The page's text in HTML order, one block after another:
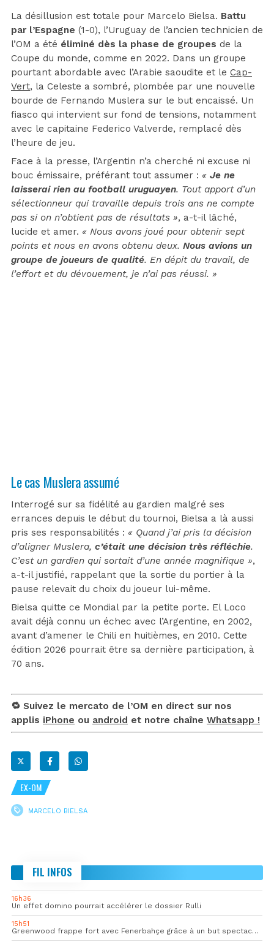
La désillusion est totale pour Marcelo Bielsa. Battu
par l’Espagne (1-0), l’Uruguay de l’ancien technicien de
l’OM a été éliminé dès la phase de groupes de la
Coupe du monde, comme en 2022. Dans un groupe
pourtant abordable avec l’Arabie saoudite et le Cap-
Vert, la Celeste a sombré, plombée par une nouvelle
bourde de Fernando Muslera sur le but encaissé. Un
fiasco qui intervient sur fond de tensions, notamment
avec le capitaine Federico Valverde, remplacé dès
l’heure de jeu.
Face à la presse, l’Argentin n’a cherché ni excuse ni
bouc émissaire, préférant tout assumer : « Je ne
laisserai rien au football uruguayen. Tout apport d’un
sélectionneur qui travaille depuis trois ans ne compte
pas si on n’obtient pas de résultats », a-t-il lâché,
lucide et amer. « Nous avons joué pour obtenir sept
points et nous en avons obtenu deux. Nous avions un
groupe de joueurs de qualité. En dépit du travail, de
l’effort et du dévouement, je n’ai pas réussi. »
Le cas Muslera assumé
Interrogé sur sa fidélité au gardien malgré ses
errances depuis le début du tournoi, Bielsa a là aussi
pris ses responsabilités : « Quand j’ai pris la décision
d’aligner Muslera, c’était une décision très réfléchie.
C’est un gardien qui sortait d’une année magnifique »,
a-t-il justifié, rappelant que la sortie du portier à la
pause relevait du choix du joueur lui-même.
Bielsa quitte ce Mondial par la petite porte. El Loco
avait déjà connu un échec avec l’Argentine, en 2002,
avant d’amener le Chili en huitièmes, en 2010. Cette
édition 2026 pourrait être sa dernière participation, à
70 ans.
🔁 Suivez le mercato de l’OM en direct sur nos
applis iPhone ou android et notre chaîne Whatsapp !
EX-OM
MARCELO BIELSA
FIL INFOS
16h36
Un effet domino pourrait accélérer le dossier Rulli
15h51
Greenwood frappe fort avec Fenerbahçe grâce à un but spectaculaire